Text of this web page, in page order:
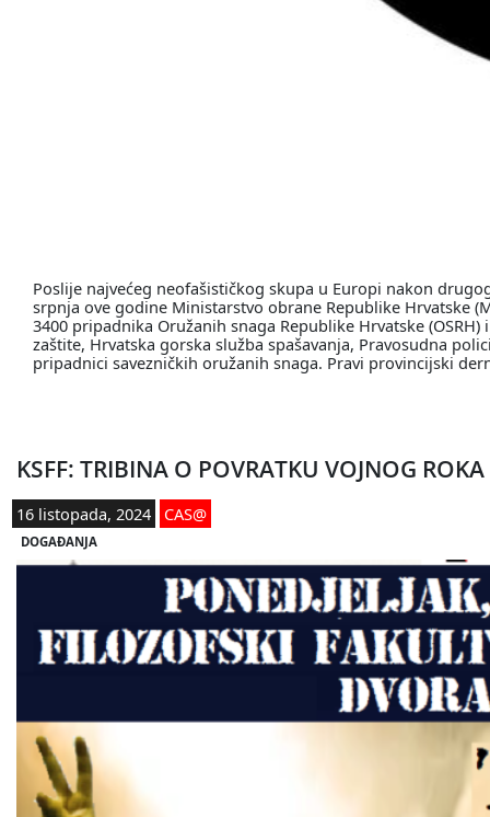
Poslije najvećeg neofašističkog skupa u Europi nakon
srpnja ove godine Ministarstvo obrane Republike Hrvatske
3400 pripadnika Oružanih snaga Republike Hrvatske
zaštite, Hrvatska gorska služba spašavanja, Pravosudna
pripadnici savezničkih oružanih snaga. Pravi provincijski
KSFF: TRIBINA O POVRATKU VOJNOG ROKA
16 listopada, 2024 CAS@
DOGAĐANJA